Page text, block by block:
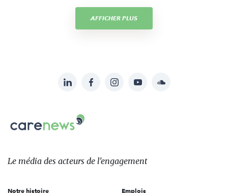
AFFICHER PLUS
sur:
LinkedInFacebookInstagramYouTubeSoundcloud
Carenews,
Le
des
Le média des acteurs de l'engagement
Notre histoire
Emplois